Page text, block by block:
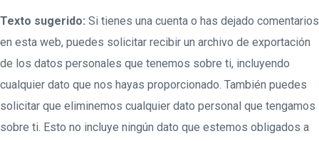
Texto sugerido: Si tienes una cuenta o has dejado comentarios
en esta web, puedes solicitar recibir un archivo de exportación
de los datos personales que tenemos sobre ti, incluyendo
cualquier dato que nos hayas proporcionado. También puedes
solicitar que eliminemos cualquier dato personal que tengamos
sobre ti. Esto no incluye ningún dato que estemos obligados a